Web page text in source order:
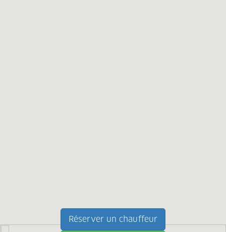
Réserver un chauffeur